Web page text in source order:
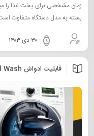
زمان مشخصی برای پخت غذا را
بسته به مدل دستگاه متفاوت
۳۰ دی ۱۴۰۳
قابلیت ادواش Add Wash در ماشین لباسشویی چیست؟